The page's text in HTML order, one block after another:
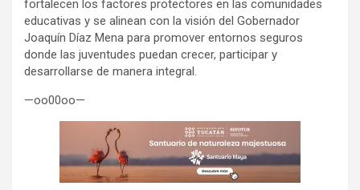
fortalecen los factores protectores en las comunidades
educativas y se alinean con la visión del Gobernador
Joaquín Díaz Mena para promover entornos seguros
donde las juventudes puedan crecer, participar y
desarrollarse de manera integral.
—oo00oo—